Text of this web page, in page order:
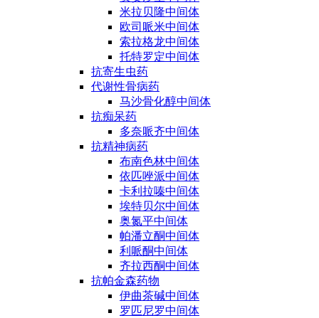
米拉贝隆中间体
欧司哌米中间体
索拉格龙中间体
托特罗定中间体
抗寄生虫药
代谢性骨病药
马沙骨化醇中间体
抗痴呆药
多奈哌齐中间体
抗精神病药
布南色林中间体
依匹唑派中间体
卡利拉嗪中间体
埃特贝尔中间体
奥氮平中间体
帕潘立酮中间体
利哌酮中间体
齐拉西酮中间体
抗帕金森药物
伊曲茶碱中间体
罗匹尼罗中间体